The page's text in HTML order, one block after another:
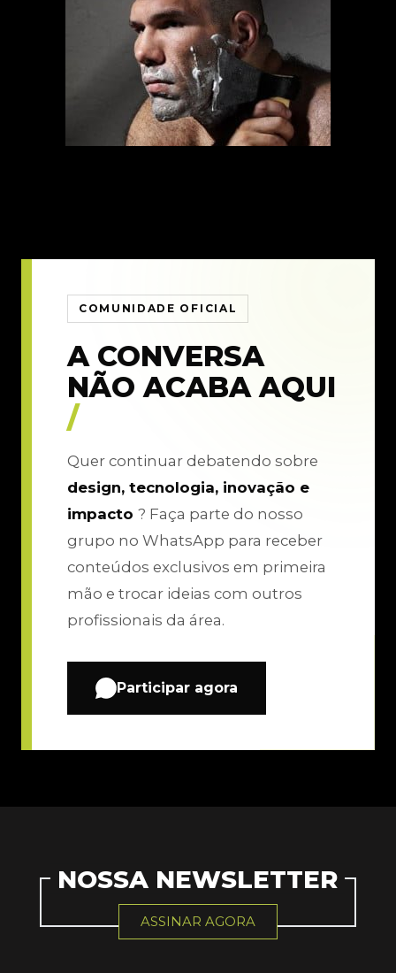
COMUNIDADE OFICIAL
A CONVERSA
NÃO ACABA AQUI
/
Quer continuar debatendo sobre
design, tecnologia, inovação e
impacto ? Faça parte do nosso
grupo no WhatsApp para receber
conteúdos exclusivos em primeira
mão e trocar ideias com outros
profissionais da área.
Participar agora
NOSSA NEWSLETTER
ASSINAR AGORA